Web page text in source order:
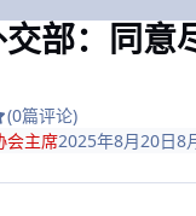
部：同意
(0篇评论)
会主席2025年8月20日8